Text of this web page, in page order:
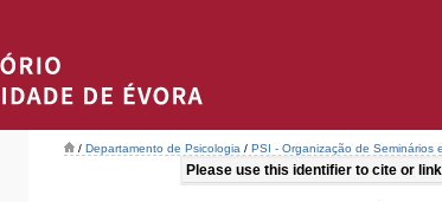
/ Departamento de Psicologia / PSI - Organização de Seminários
Please use this identifier to cite or